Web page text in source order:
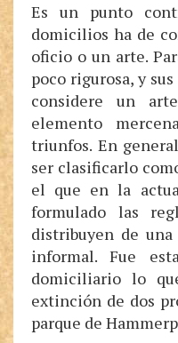
Es un punto
domicilios ha de
oficio o un arte.
poco rigurosa, y
considere un
elemento
triunfos. En
ser clasificarlo
el que en la
formulado las
distribuyen de
informal. Fue
domiciliario lo
extinción de dos
parque de